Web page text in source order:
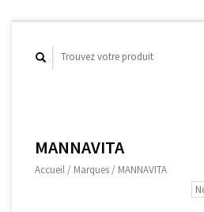
MANNAVITA
Accueil / Marques / MANNAVITA